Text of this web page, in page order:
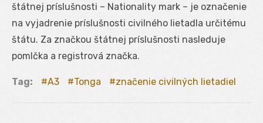
štátnej príslušnosti – Nationality mark – je označenie
na vyjadrenie príslušnosti civilného lietadla určitému
štátu. Za značkou štátnej príslušnosti nasleduje
pomlčka a registrová značka.
Tag: A3 Tonga značenie civilných lietadiel